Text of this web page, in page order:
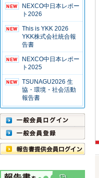
NEXCO中日本レポー
ト2026
This is YKK 2026
YKK株式会社統合報
告書
NEXCO中日本レポー
ト2025
TSUNAGU2026 生
協・環境・社会活動
報告書